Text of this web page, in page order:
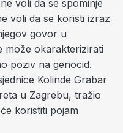
voli da se spominje
voli da se koristi izraz
govor u
može okarakterizirati
poziv na genocid.
Kolinde Grabar
u Zagrebu, tražio
koristiti pojam